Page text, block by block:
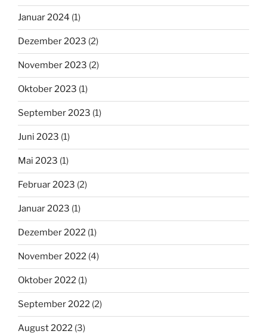
Januar 2024 (1)
Dezember 2023 (2)
November 2023 (2)
Oktober 2023 (1)
September 2023 (1)
Juni 2023 (1)
Mai 2023 (1)
Februar 2023 (2)
Januar 2023 (1)
Dezember 2022 (1)
November 2022 (4)
Oktober 2022 (1)
September 2022 (2)
August 2022 (3)